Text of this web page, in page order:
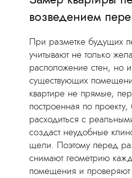
возведением
При разметке будущих
учитывают не только
расположение стен, но
существующих
квартире не прямые,
построенная по проекту,
расходиться с
создаст неудобные
щели. Поэтому перед
снимают геометрию
помещения и проверяют